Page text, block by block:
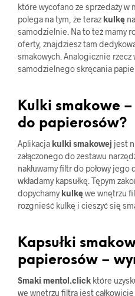
które wycofano ze sprzedaży w
polega na tym, że teraz kulkę
samodzielnie. Na to też mamy
oferty, znajdziesz tam
smakowych. Analogicznie rzecz
samodzielnego skręcania
Kulki smakowe
do papierosów?
Aplikacja kulki smakowej jest
załączonego do zestawu
nakłuwamy filtr do połowy jego
wkładamy kapsułkę. Tępym
dopychamy kulkęwe wnętrzu
rozgnieść kulkę i cieszyć się
Kapsułki
papierosów –
Smaki mentol.click które
we wnętrzu filtra jest